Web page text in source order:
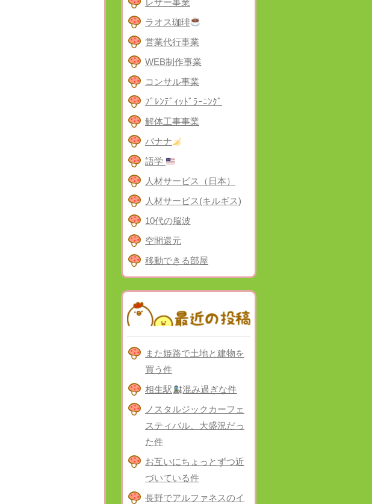
レザー事業
ラオス珈琲
営業代行事業
WEB制作事業
コンサル事業
ﾌﾞﾚﾝﾃﾞｨｯﾄﾞﾗｰﾆﾝｸﾞ
解体工事事業
バナナ
語学
人材サービス（日本）
人材サービス(キルギス)
10代の脳波
空間還元
移動できる部屋
また姫路で土地と建物を
買う件
相生駅
混み過ぎな件
ノスタルジックカーフェ
スティバル、大盛況だっ
た件
お互いにちょっとずつ近
づいている件
長野でアルファネスのイ